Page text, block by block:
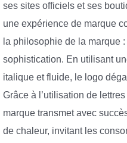
ses sites officiels et ses
une expérience de marque
la philosophie de la marque
sophistication. En utilisant
italique et fluide, le logo
Grâce à l’utilisation de
marque transmet avec
de chaleur, invitant les